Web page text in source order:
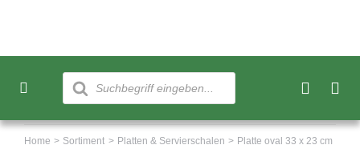
content
Products
search
Toggle
Neu
Home Sortiment Platten & Servierschalen Platte oval 33 x 23 cm